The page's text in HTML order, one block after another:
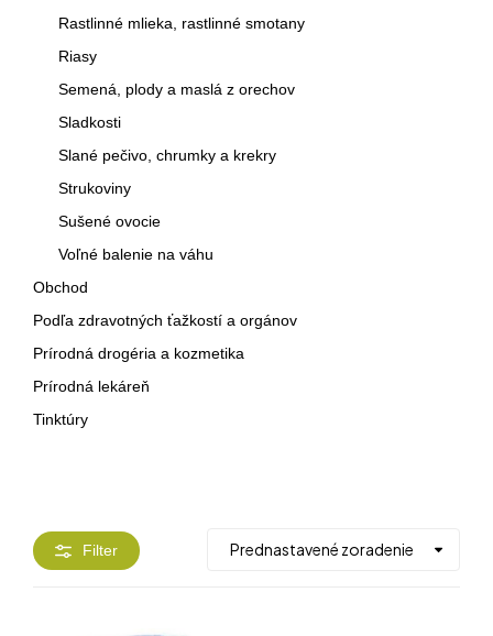
Rastlinné mlieka, rastlinné smotany
Riasy
Semená, plody a maslá z orechov
Sladkosti
Slané pečivo, chrumky a krekry
Strukoviny
Sušené ovocie
Voľné balenie na váhu
Obchod
Podľa zdravotných ťažkostí a orgánov
Prírodná drogéria a kozmetika
Prírodná lekáreň
Tinktúry
Filter